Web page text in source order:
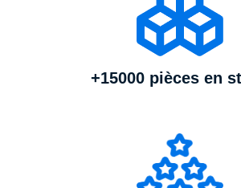
+15000 pièces en